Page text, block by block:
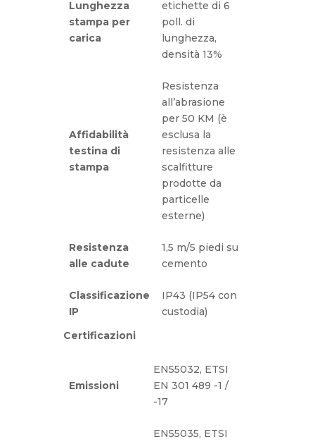
Lunghezza
stampa per
carica
etichette di 6
poll. di
lunghezza,
densità 13%
Affidabilità
testina di
stampa
Resistenza
all’abrasione
per 50 KM (è
esclusa la
resistenza alle
scalfitture
prodotte da
particelle
esterne)
Resistenza
alle cadute
1,5 m/5 piedi su
cemento
Classificazione
IP
IP43 (IP54 con
custodia)
Certificazioni
Emissioni
EN55032, ETSI
EN 301 489 -1 /
-17
EN55035, ETSI